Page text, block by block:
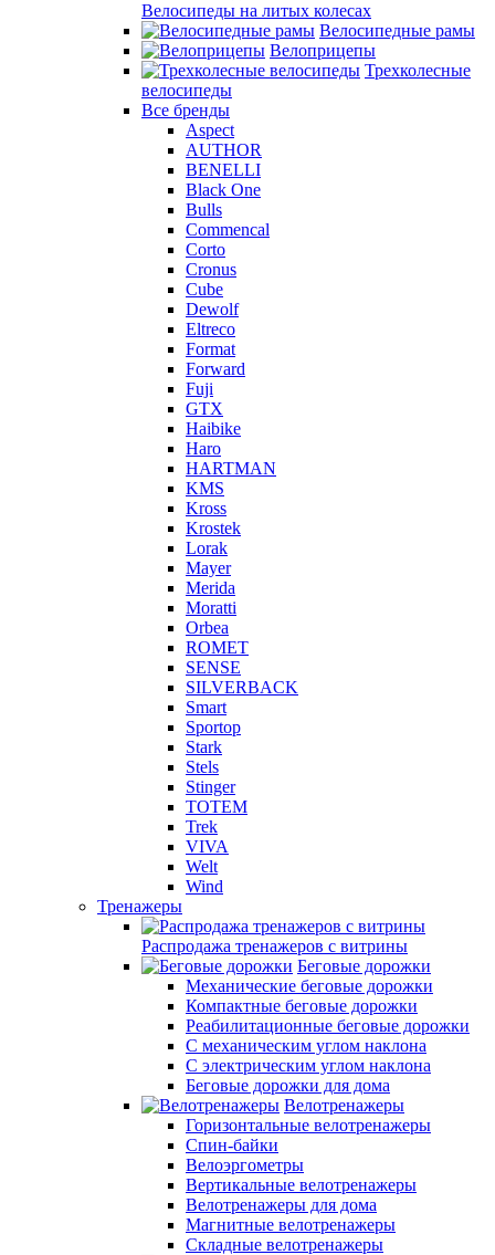
Велосипеды на литых колесах
Велосипедные рамы
Велоприцепы
Трехколесные
велосипеды
Все бренды
Aspect
AUTHOR
BENELLI
Black One
Bulls
Commencal
Corto
Cronus
Cube
Dewolf
Eltreco
Format
Forward
Fuji
GTX
Haibike
Haro
HARTMAN
KMS
Kross
Krostek
Lorak
Mayer
Merida
Moratti
Orbea
ROMET
SENSE
SILVERBACK
Smart
Sportop
Stark
Stels
Stinger
TOTEM
Trek
VIVA
Welt
Wind
Тренажеры
Распродажа тренажеров с витрины
Беговые дорожки
Механические беговые дорожки
Компактные беговые дорожки
Реабилитационные беговые дорожки
С механическим углом наклона
С электрическим углом наклона
Беговые дорожки для дома
Велотренажеры
Горизонтальные велотренажеры
Спин-байки
Велоэргометры
Вертикальные велотренажеры
Велотренажеры для дома
Магнитные велотренажеры
Складные велотренажеры